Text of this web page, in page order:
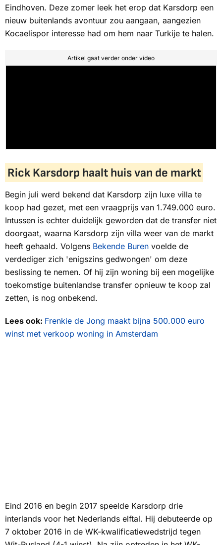
Eindhoven. Deze zomer leek het erop dat Karsdorp een
nieuw buitenlands avontuur zou aangaan, aangezien
Kocaelispor interesse had om hem naar Turkije te halen.
Artikel gaat verder onder video
Rick Karsdorp haalt huis van de markt
Begin juli werd bekend dat Karsdorp zijn luxe villa te
koop had gezet, met een vraagprijs van 1.749.000 euro.
Intussen is echter duidelijk geworden dat de transfer niet
doorgaat, waarna Karsdorp zijn villa weer van de markt
heeft gehaald. Volgens Bekende Buren voelde de
verdediger zich 'enigszins gedwongen' om deze
beslissing te nemen. Of hij zijn woning bij een mogelijke
toekomstige buitenlandse transfer opnieuw te koop zal
zetten, is nog onbekend.
Lees ook: Frenkie de Jong maakt bijna 500.000 euro
winst met verkoop woning in Amsterdam
Eind 2016 en begin 2017 speelde Karsdorp drie
interlands voor het Nederlands elftal. Hij debuteerde op
7 oktober 2016 in de WK-kwalificatiewedstrijd tegen